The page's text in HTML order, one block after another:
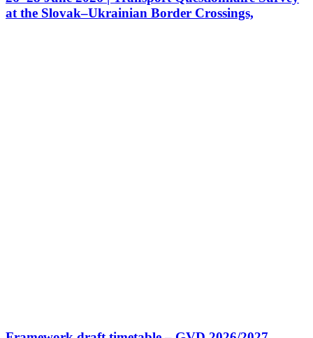
at the Slovak–Ukrainian Border Crossings,